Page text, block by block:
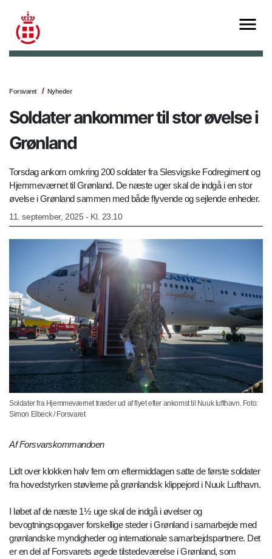
Forsvaret Nyheder
Soldater ankommer til stor øvelse i
Grønland
Torsdag ankom omkring 200 soldater fra Slesvigske Fodregiment og
Hjemmeværnet til Grønland. De næste uger skal de indgå i en stor
øvelse i Grønland sammen med både flyvende og sejlende enheder.
11. september, 2025 - Kl. 23.10
Soldater fra Hjemmeværnet træder ud af flyet efter ankomst til Nuuk lufthavn. Foto:
Simon Elbeck / Forsvaret
Af Forsvarskommandoen
Lidt over klokken halv fem om eftermiddagen satte de første soldater
fra hovedstyrken støvlerne på grønlandsk klippejord i Nuuk Lufthavn.
I løbet af de næste 1½ uge skal de indgå i øvelser og
bevogtningsopgaver forskellige steder i Grønland i samarbejde med
grønlandske myndigheder og internationale samarbejdspartnere. Det
er en del af Forsvarets øgede tilstedeværelse i Grønland, som